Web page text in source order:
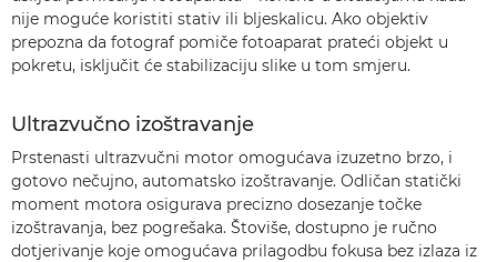
nije moguće koristiti stativ ili bljeskalicu. Ako objektiv
prepozna da fotograf pomiče fotoaparat prateći objekt u
pokretu, isključit će stabilizaciju slike u tom smjeru.
Ultrazvučno izoštravanje
Prstenasti ultrazvučni motor omogućava izuzetno brzo, i
gotovo nečujno, automatsko izoštravanje. Odličan statički
moment motora osigurava precizno dosezanje točke
izoštravanja, bez pogrešaka. Štoviše, dostupno je ručno
dotjerivanje koje omogućava prilagodbu fokusa bez izlaza iz